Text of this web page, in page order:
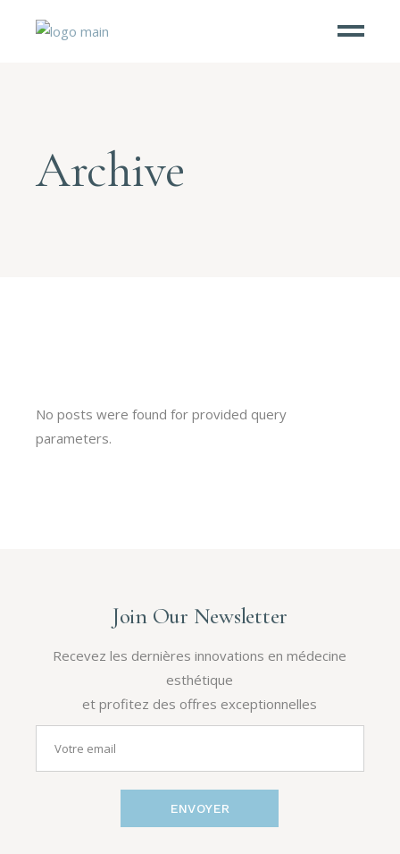
Archive
No posts were found for provided query
parameters.
Join Our Newsletter
Recevez les dernières innovations en médecine
esthétique
et profitez des offres exceptionnelles
ENVOYER